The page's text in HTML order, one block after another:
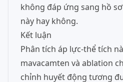
không đáp ứng sang hồ
này hay không.
Kết luận
Phân tích áp lực-thể tích
mavacamten và ablation
chỉnh huyết động tương